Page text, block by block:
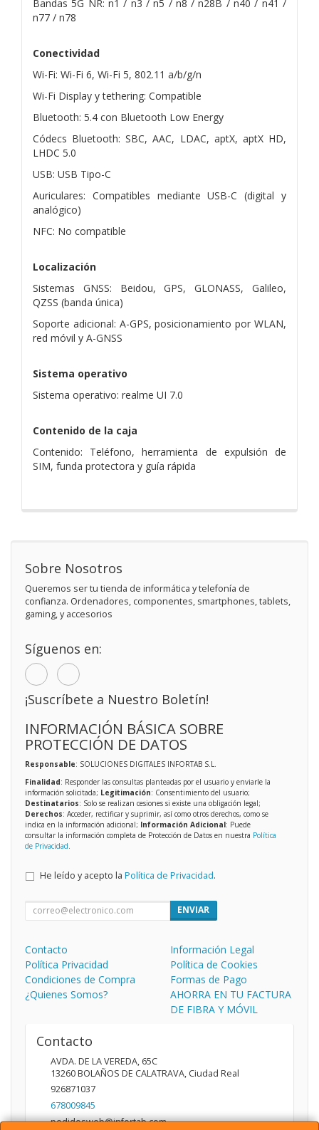
Bandas 5G NR: n1 / n3 / n5 / n8 / n28B / n40 / n41 /
n77 / n78
Conectividad
Wi-Fi: Wi-Fi 6, Wi-Fi 5, 802.11 a/b/g/n
Wi-Fi Display y tethering: Compatible
Bluetooth: 5.4 con Bluetooth Low Energy
Códecs Bluetooth: SBC, AAC, LDAC, aptX, aptX HD,
LHDC 5.0
USB: USB Tipo-C
Auriculares: Compatibles mediante USB-C (digital y
analógico)
NFC: No compatible
Localización
Sistemas GNSS: Beidou, GPS, GLONASS, Galileo,
QZSS (banda única)
Soporte adicional: A-GPS, posicionamiento por WLAN,
red móvil y A-GNSS
Sistema operativo
Sistema operativo: realme UI 7.0
Contenido de la caja
Contenido: Teléfono, herramienta de expulsión de
SIM, funda protectora y guía rápida
Sobre Nosotros
Queremos ser tu tienda de informática y telefonía de
confianza. Ordenadores, componentes, smartphones, tablets,
gaming, y accesorios
Síguenos en:
¡Suscríbete a Nuestro Boletín!
INFORMACIÓN BÁSICA SOBRE
PROTECCIÓN DE DATOS
Responsable: SOLUCIONES DIGITALES INFORTAB S.L.
Finalidad: Responder las consultas planteadas por el usuario y enviarle la
información solicitada; Legitimación: Consentimiento del usuario;
Destinatarios: Solo se realizan cesiones si existe una obligación legal;
Derechos: Acceder, rectificar y suprimir, así como otros derechos, como se
indica en la información adicional; Información Adicional: Puede
consultar la información completa de Protección de Datos en nuestra Política
de Privacidad
He leído y acepto la Política de Privacidad.
ENVIAR
Contacto
Información Legal
Política Privacidad
Política de Cookies
Condiciones de Compra
Formas de Pago
¿Quienes Somos?
AHORRA EN TU FACTURA
DE FIBRA Y MÓVIL
Contacto
AVDA. DE LA VEREDA, 65C
13260BOLAÑOS DE CALATRAVA, Ciudad Real
926871037
678009845
pedidosweb@infortab.com